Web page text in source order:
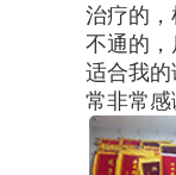
治疗的
不通的
适合我
常非常感